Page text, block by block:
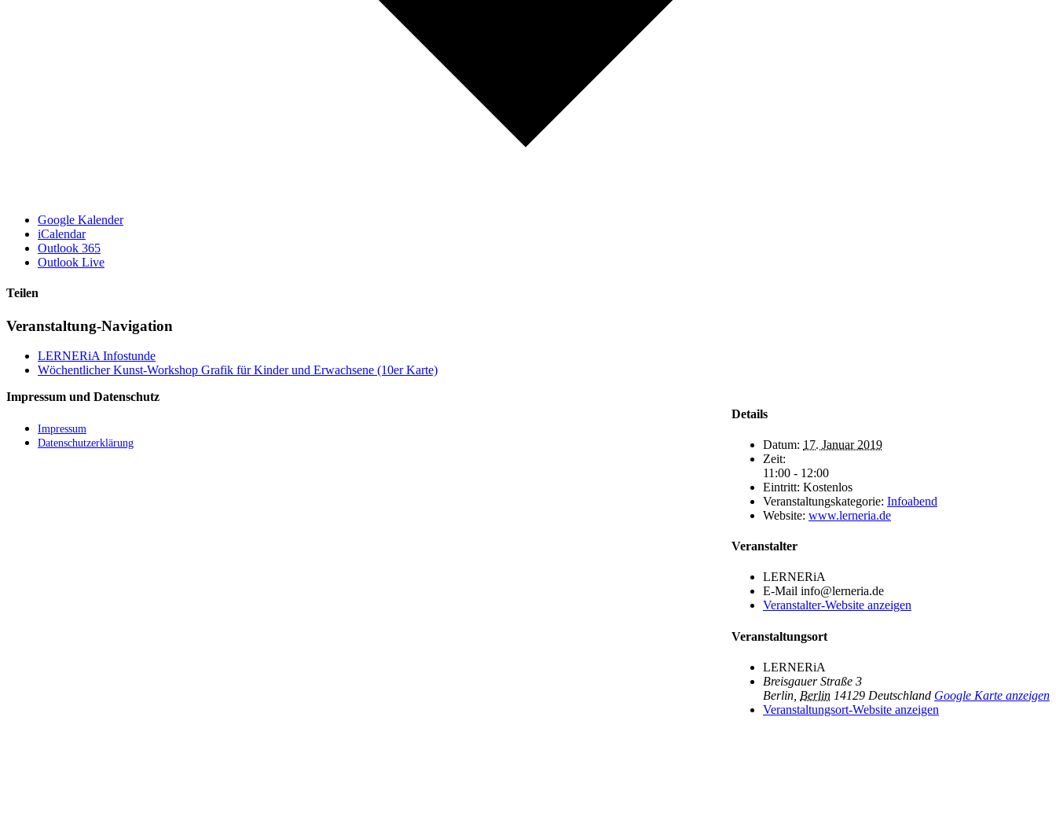
Google Kalender
iCalendar
Outlook 365
Outlook Live
Teilen
Facebook
X
LinkedIn
Tumblr
Pinterest
E-
Veranstaltung-Navigation
LERNERiA Infostunde
Wöchentlicher Kunst-Workshop Grafik für Kinder und Erwachsene (10er Karte)
Details
Datum: 17. Januar 2019
Zeit:
11:00 - 12:00
Eintritt: Kostenlos
Veranstaltungskategorie: Infoabend
Website: www.lerneria.de
Veranstalter
LERNERiA
E-Mail info@lerneria.de
Veranstalter-Website anzeigen
Veranstaltungsort
LERNERiA
Breisgauer Straße 3
Berlin Berlin 14129 Deutschland Google Karte anzeigen
Veranstaltungsort-Website anzeigen
Impressum und Datenschutz
Impressum
Datenschutzerklärung